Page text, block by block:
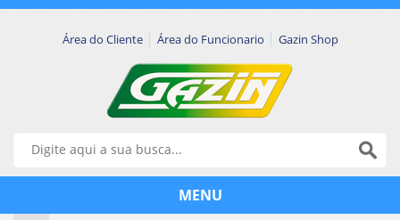
Área do Cliente | Área do Funcionario | Gazin Shop
MENU